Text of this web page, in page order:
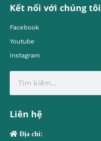
Kết nối với chúng tôi
Facebook
Youtube
Instagram
Liên hệ
Địa chỉ: